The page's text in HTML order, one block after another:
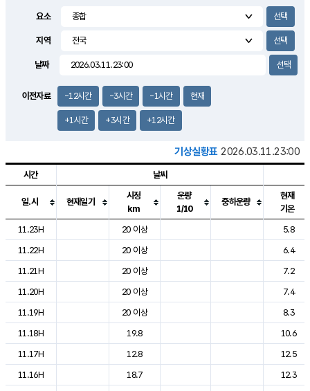
3.7m/s
요소
지역
날짜
이전자료 -12시간 -3시간 -1시간 현재
+1시간 +3시간 +12시간
기상실황표 2026.03.11.23:00
도시별 기상실황표로 지점, 날씨, 기온, 강수, 바람, 기압등을 안내한 표입
시간 날씨
일.시 현재일기
시정
km
운량
1/10
중하운량
현재
기온
11.23H
20 이상
5.8
11.22H
20 이상
6.4
11.21H
20 이상
7.2
11.20H
20 이상
7.4
11.19H
20 이상
8.3
11.18H
19.8
10.6
11.17H
12.8
12.5
11.16H
18.7
12.3